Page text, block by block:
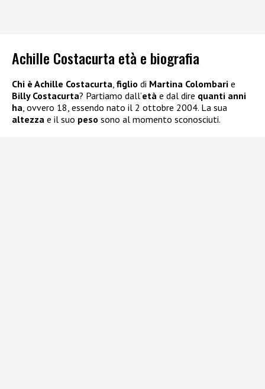
Achille Costacurta età e biografia
Chi è Achille Costacurta, figlio di Martina Colombari e
Billy Costacurta? Partiamo dall’età e dal dire quanti anni
ha, ovvero 18, essendo nato il 2 ottobre 2004. La sua
altezza e il suo peso sono al momento sconosciuti.